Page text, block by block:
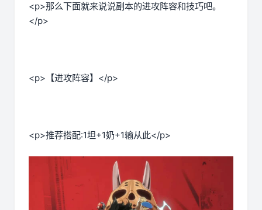
<p>那么下面就来说说副本的进攻阵容和技巧吧。
</p>
<p>【进攻阵容】</p>
<p>推荐搭配:1坦+1奶+1输从此</p>